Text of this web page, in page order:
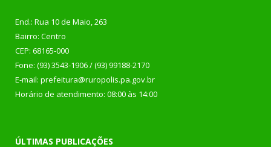
End.: Rua 10 de Maio, 263
Bairro: Centro
CEP: 68165-000
Fone: (93) 3543-1906 / (93) 99188-2170
E-mail: prefeitura@ruropolis.pa.gov.br
Horário de atendimento: 08:00 às 14:00
ÚLTIMAS PUBLICAÇÕES